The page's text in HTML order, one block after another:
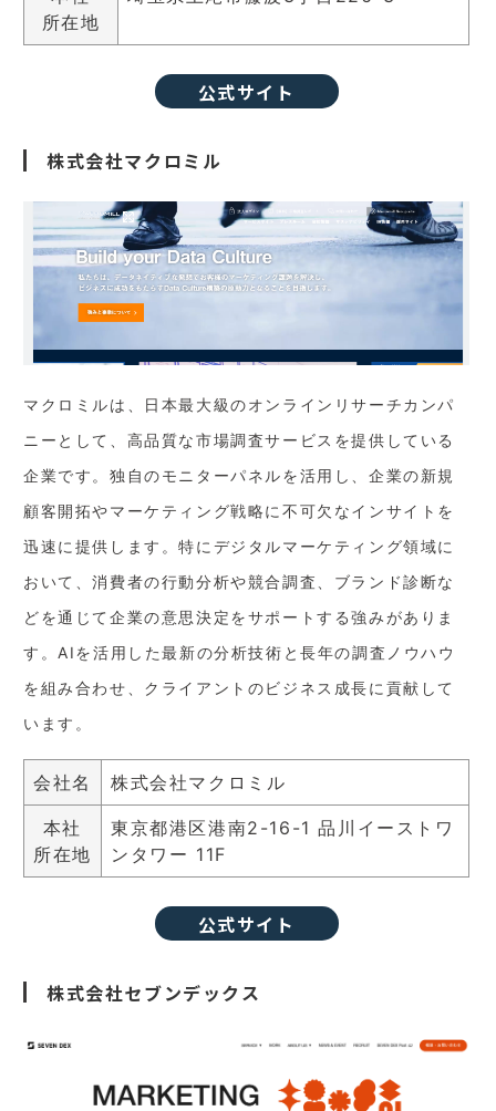
所在地
公式サイト
株式会社マクロミル
マクロミルは、日本最大級のオンラインリサーチカンパ
ニーとして、高品質な市場調査サービスを提供している
企業です。独自のモニターパネルを活用し、企業の新規
顧客開拓やマーケティング戦略に不可欠なインサイトを
迅速に提供します。特にデジタルマーケティング領域に
おいて、消費者の行動分析や競合調査、ブランド診断な
どを通じて企業の意思決定をサポートする強みがありま
す。AIを活用した最新の分析技術と長年の調査ノウハウ
を組み合わせ、クライアントのビジネス成長に貢献して
います。
会社名 株式会社マクロミル
本社
所在地
東京都港区港南2-16-1 品川イーストワ
ンタワー 11F
公式サイト
株式会社セブンデックス